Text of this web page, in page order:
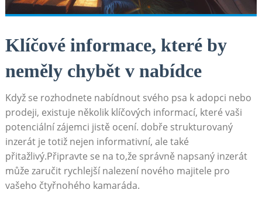
Klíčové informace, které by
neměly ​chybět v nabídce
Když se rozhodnete nabídnout svého psa k adopci nebo
prodeji, existuje několik‌ klíčových informací, které vaši
potenciální zájemci jistě ocení. ⁢dobře strukturovaný
inzerát je totiž nejen informativní, ale také
přitažlivý.Připravte se na to,že správně napsaný inzerát
může zaručit⁤ rychlejší nalezení nového majitele pro
vašeho čtyřnohého kamaráda.